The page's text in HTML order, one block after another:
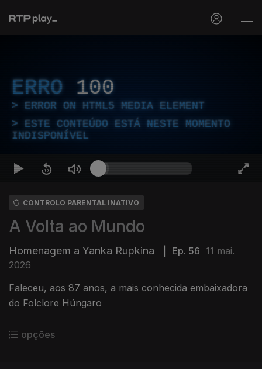
ERRO 100
ERROR ON HTML5 MEDIA ELEMENT
ESTE CONTEÚDO ESTÁ NESTE MOMENTO
INDISPONÍVEL
CONTROLO PARENTAL INATIVO
A Volta ao Mundo
Homenagem a Yanka Rupkina Ep. 56 11 mai.
2026
Faleceu, aos 87 anos, a mais conhecida embaixadora
do Folclore Húngaro
opções